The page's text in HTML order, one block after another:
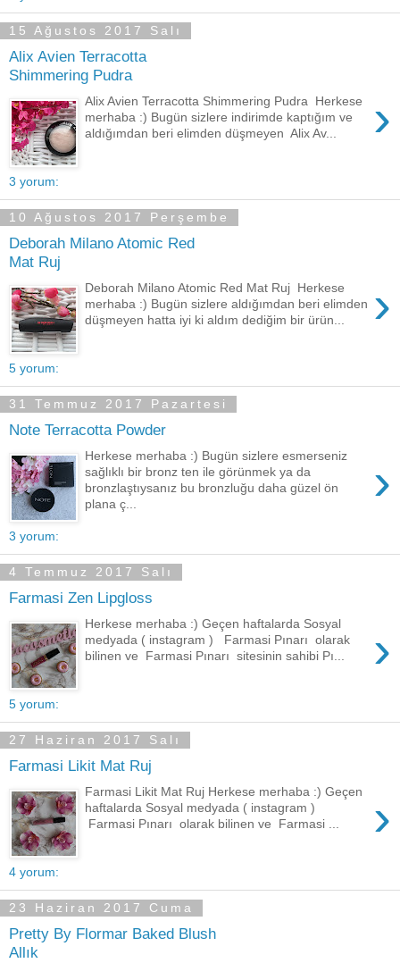
15 Ağustos 2017 Salı
Alix Avien Terracotta
Shimmering Pudra
›
Alix Avien Terracotta Shimmering Pudra Herkese
merhaba :) Bugün sizlere indirimde kaptığım ve
aldığımdan beri elimden düşmeyen Alix Av...
3 yorum:
10 Ağustos 2017 Perşembe
Deborah Milano Atomic Red
Mat Ruj
›
Deborah Milano Atomic Red Mat Ruj Herkese
merhaba :) Bugün sizlere aldığımdan beri elimden
düşmeyen hatta iyi ki aldım dediğim bir ürün...
5 yorum:
31 Temmuz 2017 Pazartesi
Note Terracotta Powder
›
Herkese merhaba :) Bugün sizlere esmerseniz
sağlıklı bir bronz ten ile görünmek ya da
bronzlaştıysanız bu bronzluğu daha güzel ön
plana ç...
3 yorum:
4 Temmuz 2017 Salı
Farmasi Zen Lipgloss
›
Herkese merhaba :) Geçen haftalarda Sosyal
medyada ( instagram ) Farmasi Pınarı olarak
bilinen ve Farmasi Pınarı sitesinin sahibi Pı...
5 yorum:
27 Haziran 2017 Salı
Farmasi Likit Mat Ruj
›
Farmasi Likit Mat Ruj Herkese merhaba :) Geçen
haftalarda Sosyal medyada ( instagram )
Farmasi Pınarı olarak bilinen ve Farmasi ...
4 yorum:
23 Haziran 2017 Cuma
Pretty By Flormar Baked Blush
Allık